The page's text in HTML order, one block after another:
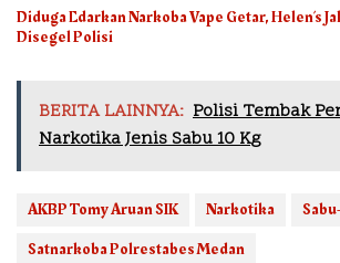
Diduga Edarkan Narkoba Vape Getar, Helen’s
Disegel Polisi
BERITA LAINNYA: Polisi Tembak
Narkotika Jenis Sabu 10 Kg
AKBP Tomy Aruan SIK Narkotika
Satnarkoba Polrestabes Medan